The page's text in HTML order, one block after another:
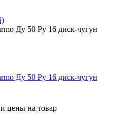
Ду 50 Ру 16 диск-чугун
цены на товар